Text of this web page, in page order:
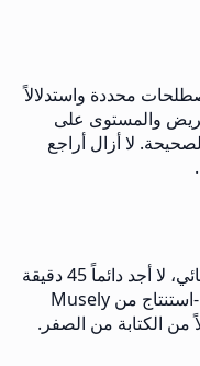
محددة واستدلالاً
والمستوى على
لا أزال أراجع
بين عملي بدوام كامل وبرنامج MBA المسائي، لا أجد دائماً 45 دقيقة
لمشاركة في النقاش. هيكل أطروحة-دليل-استنتاج من Musely